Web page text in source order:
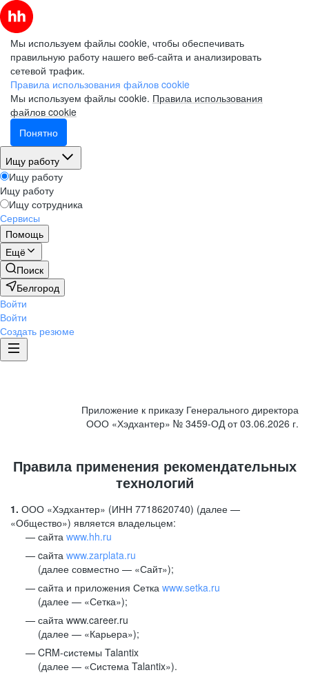
Мы используем файлы cookie, чтобы обеспечивать
правильную работу нашего веб-сайта и анализировать
сетевой трафик.
Правила использования файлов cookie
Мы используем файлы cookie. Правила использования
файлов cookie
Понятно
Ищу работу
Ищу работу
Ищу работу
Ищу сотрудника
Сервисы
Помощь
Ещё
Поиск
Белгород
Войти
Войти
Создать резюме
Приложение к приказу Генерального директора
ООО «Хэдхантер» № 3459-ОД от 03.06.2026 г.
Правила применения рекомендательных
технологий
1. ООО «Хэдхантер» (ИНН 7718620740) (далее —
«Общество») является владельцем:
сайта www.hh.ru
cайта www.zarplata.ru
(далее совместно — «Сайт»);
сайта и приложения Сетка www.setka.ru
(далее — «Сетка»);
сайта www.career.ru
(далее — «Карьера»);
CRM-системы Talantix
(далее — «Система Talantix»).